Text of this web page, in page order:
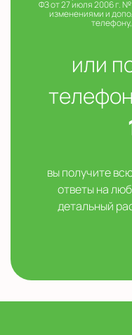
ФЗ от 27 июля 2006 г.
изменениями и
или
вы получите
ответы на
детальный